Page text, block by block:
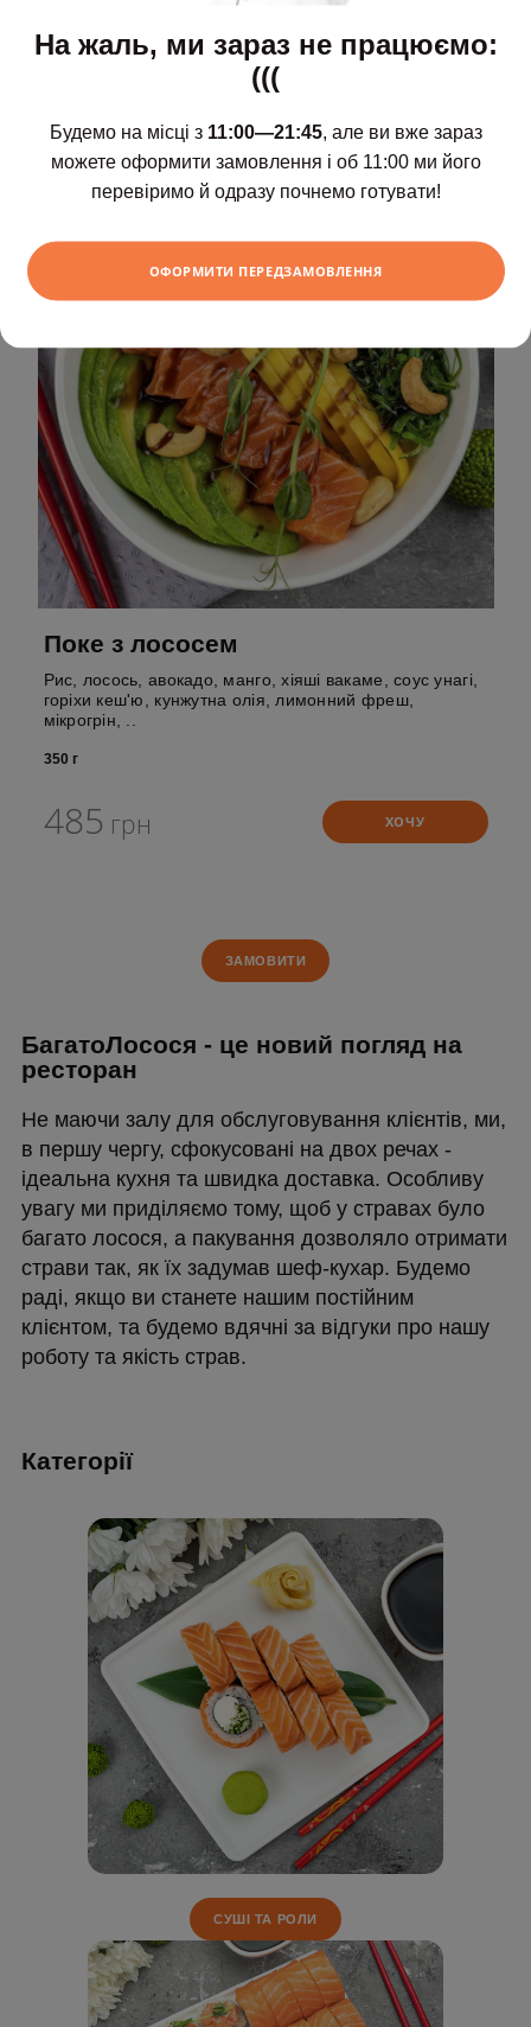
Поке з лососем
Рис, лосось, авокадо, манго, хіяші вакаме, соус унагі,
горіхи кеш'ю, кунжутна олія, лимонний фреш,
мікрогрін, ..
350 г
485 грн ХОЧУ
ЗАМОВИТИ
БагатоЛосося - це новий погляд на
ресторан
Не маючи залу для обслуговування клієнтів, ми,
в першу чергу, сфокусовані на двох речах -
ідеальна кухня та швидка доставка. Особливу
увагу ми приділяємо тому, щоб у стравах було
багато лосося, а пакування дозволяло отримати
страви так, як їх задумав шеф-кухар. Будемо
раді, якщо ви станете нашим постійним
клієнтом, та будемо вдячні за відгуки про нашу
роботу та якість страв.
Категорії
СУШІ ТА РОЛИ
На жаль, ми зараз не працюємо:
(((
Будемо на місці з 11:00—21:45, але ви вже зараз
можете оформити замовлення і об 11:00 ми його
перевіримо й одразу почнемо готувати!
ОФОРМИТИ ПЕРЕДЗАМОВЛЕННЯ